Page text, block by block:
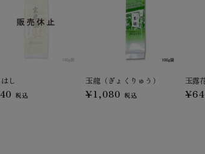
し
税込
玉龍（ぎょくりゅう）
¥1,080 税込
玉露